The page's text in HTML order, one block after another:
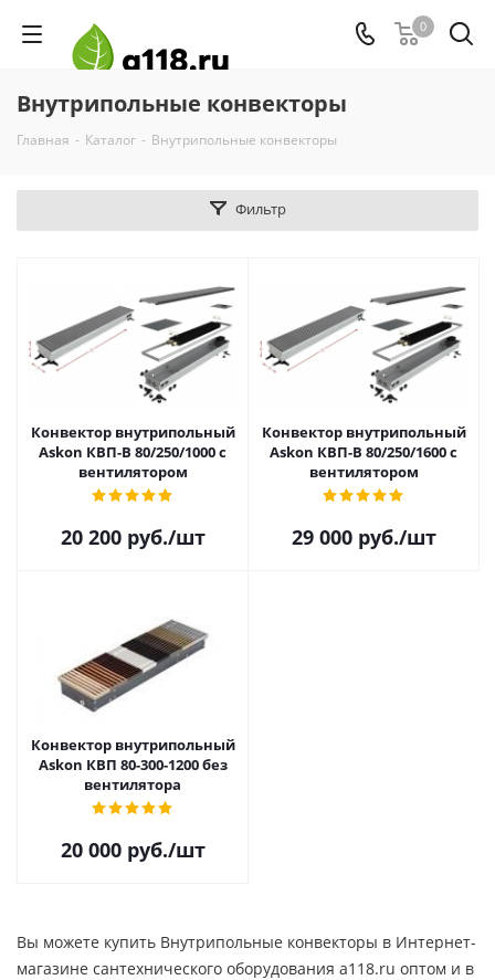
0
Внутрипольные конвекторы
Главная - Каталог - Внутрипольные конвекторы
Фильтр
Конвектор внутрипольный
Askon КВП-В 80/250/1000 с
вентилятором
20 200руб./шт
Конвектор внутрипольный
Askon КВП-В 80/250/1600 с
вентилятором
29 000руб./шт
Конвектор внутрипольный
Askon КВП 80-300-1200 без
вентилятора
20 000руб./шт
Вы можете купить Внутрипольные конвекторы в Интернет-
магазине сантехнического оборудования a118.ru оптом и в